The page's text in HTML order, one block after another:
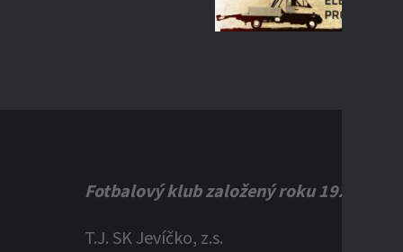
Fotbalový klub založený roku 1920
T.J. SK Jevíčko, z.s.